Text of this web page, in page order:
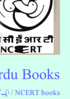
Books
NCERT books
/ایک